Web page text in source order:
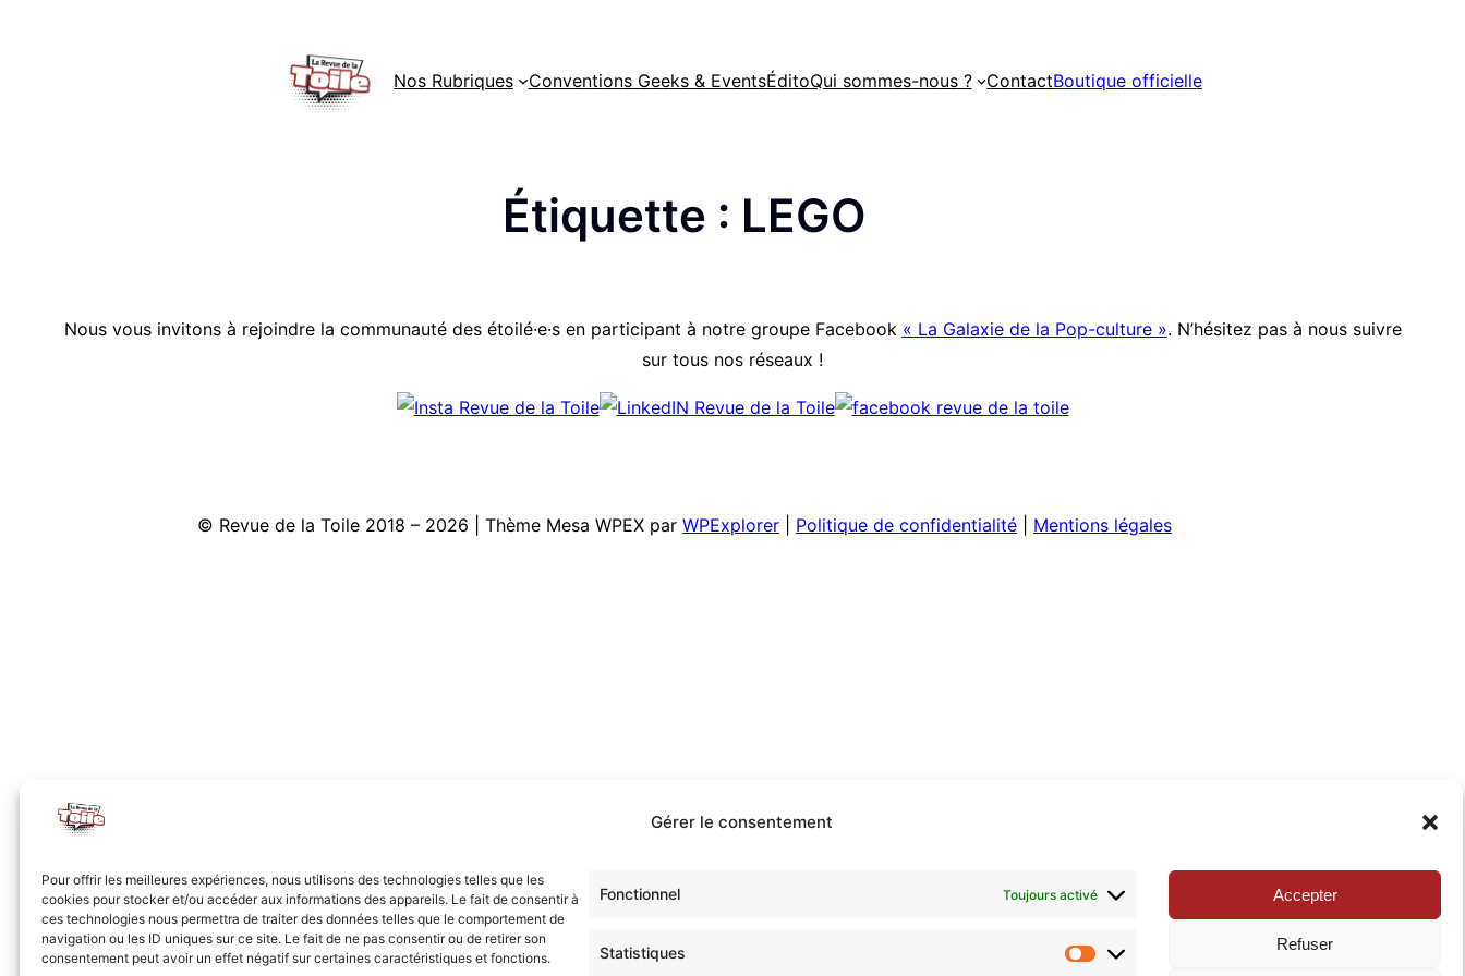
Gérer le consentement
Pour offrir les meilleures expériences, nous utilisons des technologies telles que les
cookies pour stocker et/ou accéder aux informations des appareils. Le fait de consentir à
ces technologies nous permettra de traiter des données telles que le comportement de
navigation ou les ID uniques sur ce site. Le fait de ne pas consentir ou de retirer son
consentement peut avoir un effet négatif sur certaines caractéristiques et fonctions.
Fonctionnel Toujours activé
Statistiques
Accepter
Refuser
Nos Rubriques Conventions Geeks & EventsÉditoQui sommes-nous ? ContactBoutique officielle
Étiquette : LEGO
Nous vous invitons à rejoindre la communauté des étoilé·e·s en participant à notre groupe Facebook « La Galaxie de la Pop-culture ». N’hésitez pas à nous suivre
sur tous nos réseaux !
© Revue de la Toile 2018 – 2026 | Thème Mesa WPEX par WPExplorer Politique de confidentialité Mentions légales